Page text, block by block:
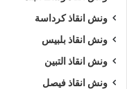
ونش انقاذ كرداسة
ونش انقاذ بلبيس
ونش انقاذ التبين
ونش انقاذ فيصل